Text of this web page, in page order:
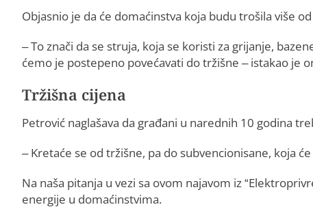
Objasnio je da će domaćinstva koja budu trošila više
– To znači da se struja, koja se koristi za grijanje,
ćemo je postepeno povećavati do tržišne – istakao je
Tržišna cijena
Petrović naglašava da građani u narednih 10 godina
– Kretaće se od tržišne, pa do subvencionisane, koja
Na naša pitanja u vezi sa ovom najavom iz
energije u domaćinstvima.